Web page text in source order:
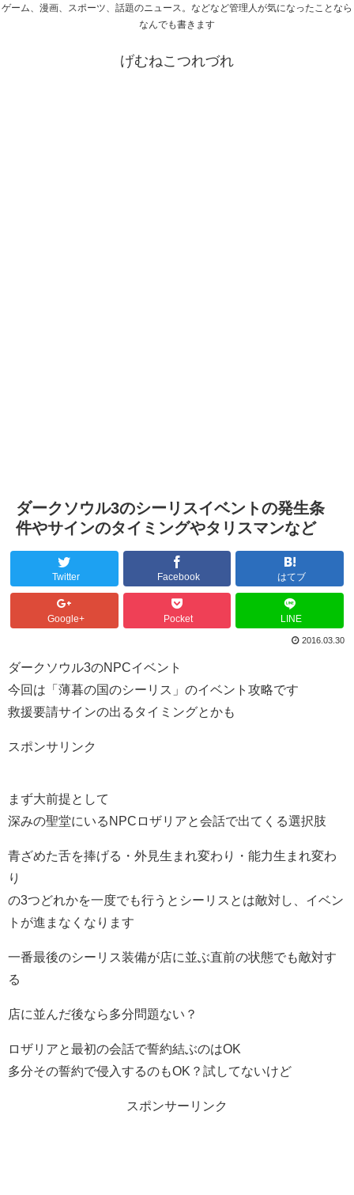
ゲーム、漫画、スポーツ、話題のニュース。などなど管理人が気になったことなら
なんでも書きます
げむねこつれづれ
ダークソウル3のシーリスイベントの発生条
件やサインのタイミングやタリスマンなど
Twitter Facebook はてブ
Google+ Pocket LINE
2016.03.30
ダークソウル3のNPCイベント
今回は「薄暮の国のシーリス」のイベント攻略です
救援要請サインの出るタイミングとかも
スポンサリンク
まず大前提として
深みの聖堂にいるNPCロザリアと会話で出てくる選択肢
青ざめた舌を捧げる・外見生まれ変わり・能力生まれ変わ
り
の3つどれかを一度でも行うとシーリスとは敵対し、イベン
トが進まなくなります
一番最後のシーリス装備が店に並ぶ直前の状態でも敵対す
る
店に並んだ後なら多分問題ない？
ロザリアと最初の会話で誓約結ぶのはOK
多分その誓約で侵入するのもOK？試してないけど
スポンサーリンク